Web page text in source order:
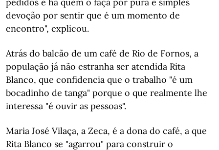
devoção por sentir que é um momento de
encontro", explicou.
Atrás do balcão de um café de Rio de Fornos, a
população já não estranha ser atendida Rita
Blanco, que confidencia que o trabalho "é um
bocadinho de tanga" porque o que realmente lhe
interessa "é ouvir as pessoas".
Maria José Vilaça, a Zeca, é a dona do café, a que
Rita Blanco se "agarrou" para construir o